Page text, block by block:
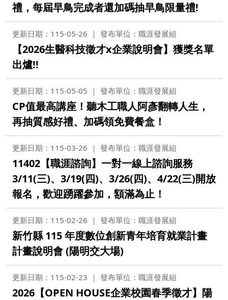
禮，每屆早鳥完成者還加碼抽早鳥限量禮!
更新日期：115-05-26 發布單位：職涯發展組
【2026生醫科技徵才x企業說明會】獲獎名單
出爐!!
更新日期：115-05-05 發布單位：職涯發展組
CP值最高講座！聽木工職人阿彥翻轉人生，
再抽質感好禮、加碼領免費餐盒！
更新日期：115-03-26 發布單位：職涯發展組
11402【職涯諮詢】一對一線上諮詢服務
3/11(三)、3/19(四)、3/26(四)、4/22(三)開放
報名，歡迎踴躍參加，額滿為止！
更新日期：115-02-26 發布單位：職涯發展組
新竹縣 115 年度數位創新青年培育就業計畫
計畫說明會 (陽明交大場)
更新日期：115-02-23 發布單位：職涯發展組
2026【OPEN HOUSE企業校園春季徵才】陽